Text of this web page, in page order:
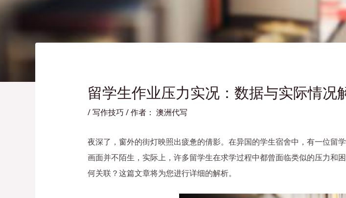
留学生作业压力实况：数据与实际情况
/写作技巧 / 作者： 澳洲代写
夜深了，窗外的街灯映照出疲惫的倩影。在异国的学生宿舍中，有一位留
画面并不陌生，实际上，许多留学生在求学过程中都曾面临类似的压力和困
何关联？这篇文章将为您进行详细的解析。